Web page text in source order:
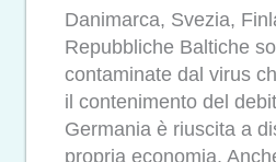
Danimarca, Svezia,
Repubbliche Baltiche
contaminate dal virus
il contenimento del
Germania è riuscita a
propria economia.